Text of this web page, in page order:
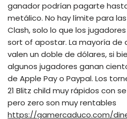
ganador podrían pagarte
metálico. No hay límite para
Clash, solo lo que los
sort of apostar. La mayoría de
valen un doble de dólares, si
algunos jugadores ganan
de Apple Pay o Paypal. Los
21 Blitz child muy rápidos con
pero zero son muy rentables
https://gamercaduco.com/